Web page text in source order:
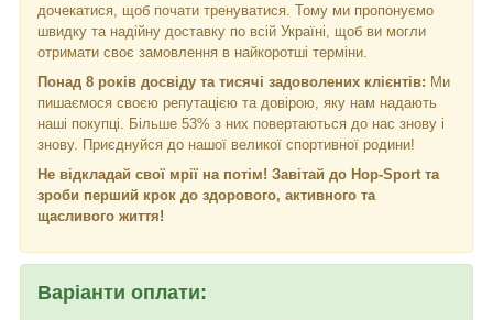
дочекатися, щоб почати тренуватися. Тому ми пропонуємо
швидку та надійну доставку по всій Україні, щоб ви могли
отримати своє замовлення в найкоротші терміни.
Понад 8 років досвіду та тисячі задоволених клієнтів: Ми
пишаємося своєю репутацією та довірою, яку нам надають
наші покупці. Більше 53% з них повертаються до нас знову і
знову. Приєднуйся до нашої великої спортивної родини!
Не відкладай свої мрії на потім! Завітай до Hop-Sport та
зроби перший крок до здорового, активного та
щасливого життя!
Варіанти оплати: